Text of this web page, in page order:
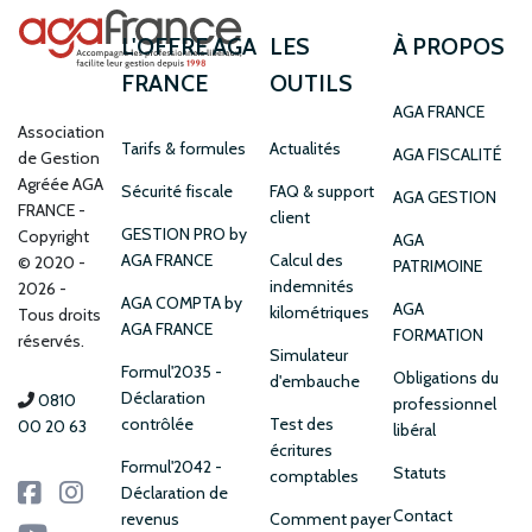
Association
de Gestion
Agréée AGA
FRANCE
Copyright
© 2020 -
2026 -
Tous droits
réservés.
0810
00 20 63
L'OFFRE AGA
FRANCE
Tarifs & formules
Sécurité fiscale
GESTION PRO by
AGA FRANCE
AGA COMPTA by
AGA FRANCE
Formul'2035 -
Déclaration
contrôlée
Formul'2042 -
Déclaration de
revenus
LES
OUTILS
Actualités
FAQ & support
client
Calcul des
indemnités
kilométriques
Simulateur
d'embauche
Test des
écritures
comptables
Comment payer
À PROPOS
AGA FRANCE
AGA FISCALITÉ
AGA GESTION
AGA
PATRIMOINE
AGA
FORMATION
Obligations du
professionnel
libéral
Statuts
Contact